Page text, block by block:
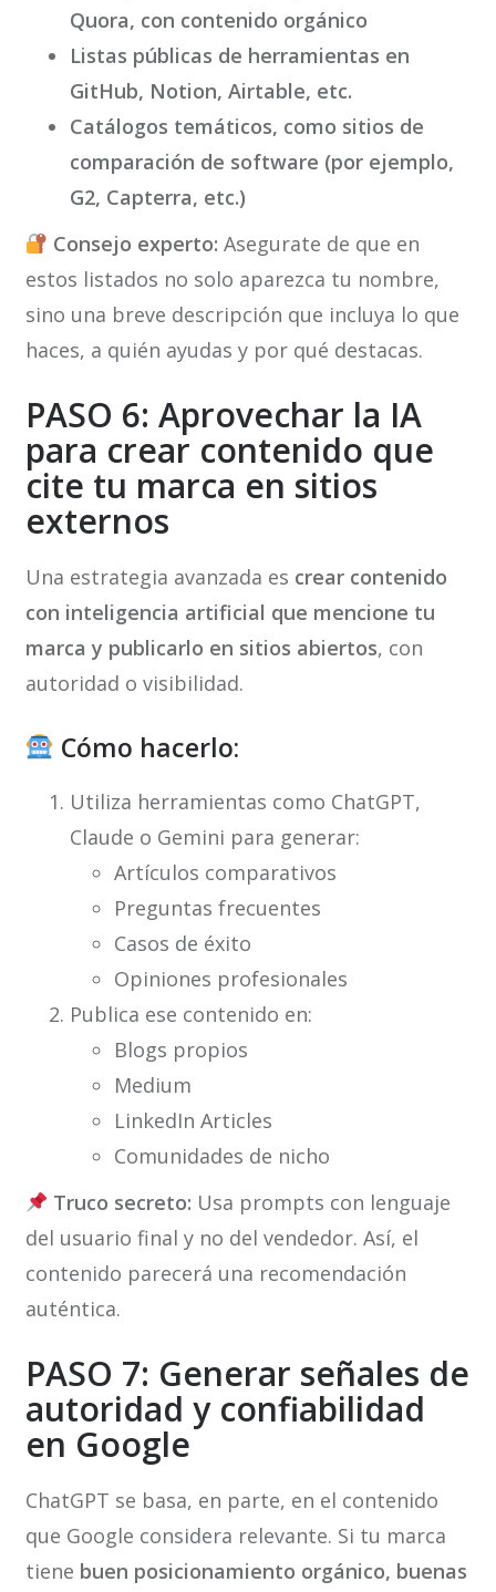
Quora, con contenido orgánico
Listas públicas de herramientas en
GitHub, Notion, Airtable, etc.
Catálogos temáticos, como sitios de
comparación de software (por ejemplo,
G2, Capterra, etc.)
Consejo experto: Asegurate de que en
estos listados no solo aparezca tu nombre,
sino una breve descripción que incluya lo que
haces, a quién ayudas y por qué destacas.
PASO 6: Aprovechar la IA
para crear contenido que
cite tu marca en sitios
externos
Una estrategia avanzada es crear contenido
con inteligencia artificial que mencione tu
marca y publicarlo en sitios abiertos, con
autoridad o visibilidad.
Cómo hacerlo:
Utiliza herramientas como ChatGPT,
Claude o Gemini para generar:
Artículos comparativos
Preguntas frecuentes
Casos de éxito
Opiniones profesionales
Publica ese contenido en:
Blogs propios
Medium
LinkedIn Articles
Comunidades de nicho
Truco secreto: Usa prompts con lenguaje
del usuario final y no del vendedor. Así, el
contenido parecerá una recomendación
auténtica.
PASO 7: Generar señales de
autoridad y confiabilidad
en Google
ChatGPT se basa, en parte, en el contenido
que Google considera relevante. Si tu marca
tiene buen posicionamiento orgánico, buenas